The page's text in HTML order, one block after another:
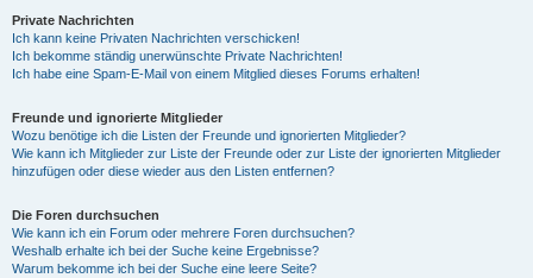
Private Nachrichten
Ich kann keine Privaten Nachrichten verschicken!
Ich bekomme ständig unerwünschte Private Nachrichten!
Ich habe eine Spam-E-Mail von einem Mitglied dieses Forums erhalten!
Freunde und ignorierte Mitglieder
Wozu benötige ich die Listen der Freunde und ignorierten Mitglieder?
Wie kann ich Mitglieder zur Liste der Freunde oder zur Liste der ignorierten Mitglieder
hinzufügen oder diese wieder aus den Listen entfernen?
Die Foren durchsuchen
Wie kann ich ein Forum oder mehrere Foren durchsuchen?
Weshalb erhalte ich bei der Suche keine Ergebnisse?
Warum bekomme ich bei der Suche eine leere Seite?